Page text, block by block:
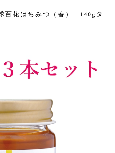
百花はちみつ（春） 140gタ